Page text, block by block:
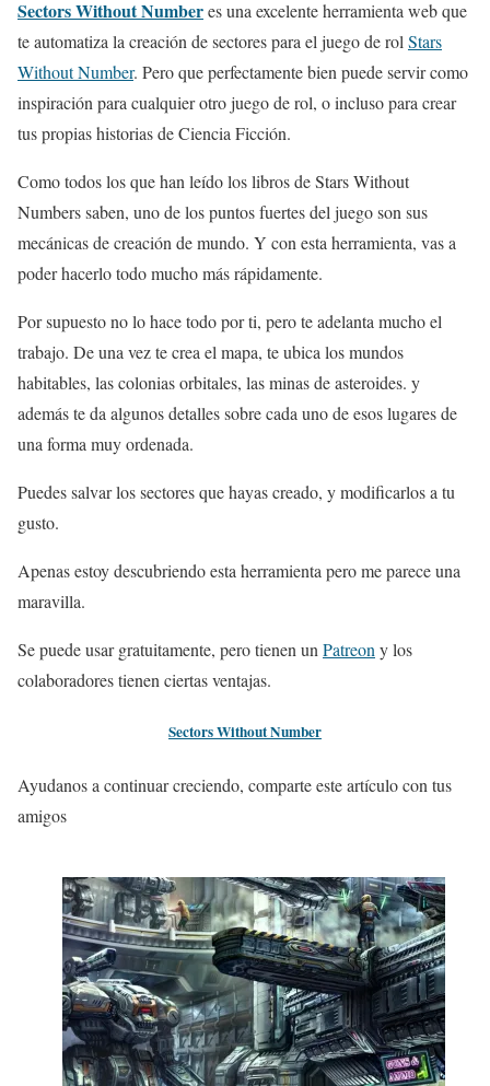
Sectors Without Numberes una excelente herramienta web que
te automatiza la creación de sectores para el juego de rolStars
Without Number. Pero que perfectamente bien puede servir como
inspiración para cualquier otro juego de rol, o incluso para crear
tus propias historias de Ciencia Ficción.
Como todos los que han leído los libros de Stars Without
Numbers saben, uno de los puntos fuertes del juego son sus
mecánicas de creación de mundo. Y con esta herramienta, vas a
poder hacerlo todo mucho más rápidamente.
Por supuesto no lo hace todo por ti, pero te adelanta mucho el
trabajo. De una vez te crea el mapa, te ubica los mundos
habitables, las colonias orbitales, las minas de asteroides. y
además te da algunos detalles sobre cada uno de esos lugares de
una forma muy ordenada.
Puedes salvar los sectores que hayas creado, y modificarlos a tu
gusto.
Apenas estoy descubriendo esta herramienta pero me parece una
maravilla.
Se puede usar gratuitamente, pero tienen unPatreony los
colaboradores tienen ciertas ventajas.
Sectors Without Number
Ayudanos a continuar creciendo, comparte este artículo con tus
amigos